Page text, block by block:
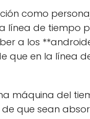
como
línea de tiempo
a los
que en la línea
máquina del
de que sean